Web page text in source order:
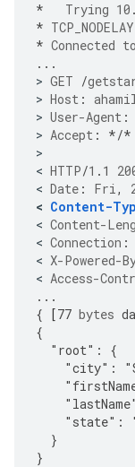
* Trying 10 .
* TCP_NODELAY
* Connected to
...
> GET /
> Host :
> User-Agent :
> Accept :
*/*
>
< HTTP/1 . 1
< Date : Fri,
< Content-
< Content-
< Connection :
< X-Powered-
< Access-
...
{ [77 bytes
{
"root":
{
"city":
"state":
}
}